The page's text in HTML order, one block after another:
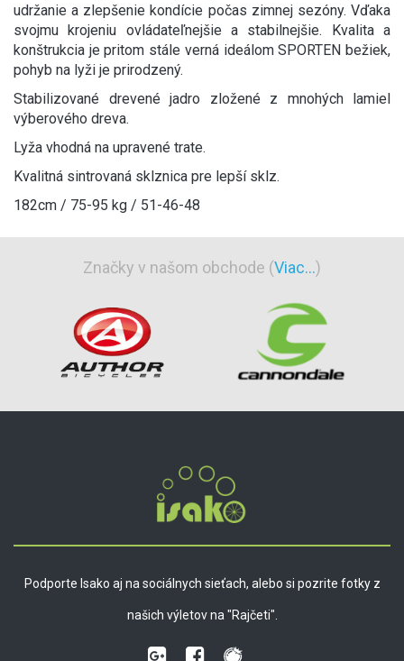
udržanie a zlepšenie kondície počas zimnej sezóny. Vďaka
svojmu krojeniu ovládateľnejšie a stabilnejšie. Kvalita a
konštrukcia je pritom stále verná ideálom SPORTEN bežiek,
pohyb na lyži je prirodzený.
Stabilizované drevené jadro zložené z mnohých lamiel
výberového dreva.
Lyža vhodná na upravené trate.
Kvalitná sintrovaná sklznica pre lepší sklz.
182cm / 75-95 kg / 51-46-48
Značky v našom obchode (Viac...)
Podporte Isako aj na sociálnych sieťach, alebo si pozrite fotky z
našich výletov na "Rajčeti".